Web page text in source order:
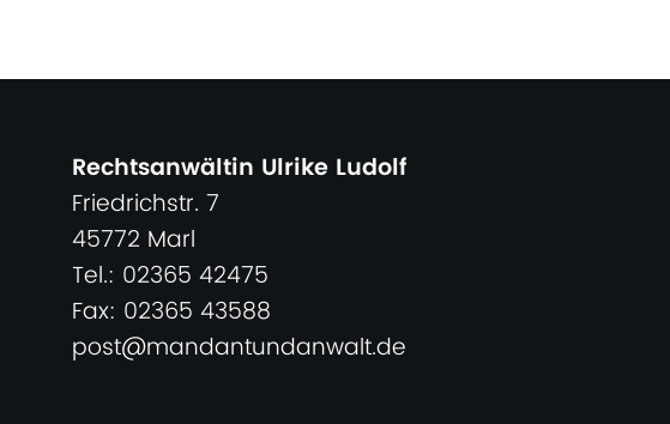
Rechtsanwältin Ulrike Ludolf
Friedrichstr. 7
45772 Marl
Tel.: 02365 42475
Fax: 02365 43588
post@mandantundanwalt.de